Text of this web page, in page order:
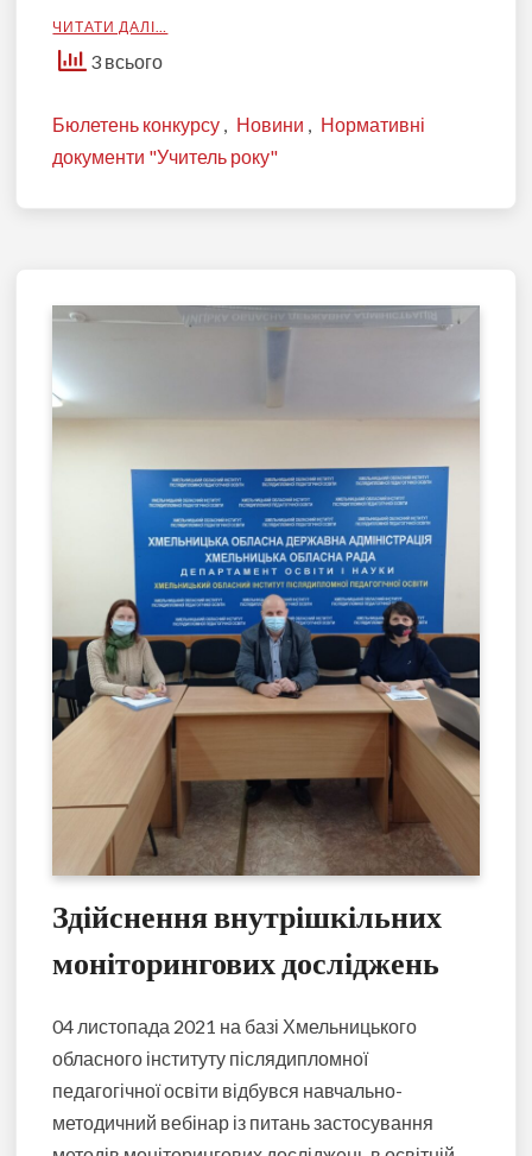
ЧИТАТИ ДАЛІ…
3 всього
Бюлетень конкурсу , Новини , Нормативні
документи "Учитель року"
Здійснення внутрішкільних
моніторингових досліджень
04 листопада 2021 на базі Хмельницького
обласного інституту післядипломної
педагогічної освіти відбувся навчально-
методичний вебінар із питань застосування